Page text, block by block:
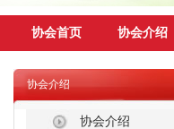
协会首页 协会介绍
协会介绍
协会介绍